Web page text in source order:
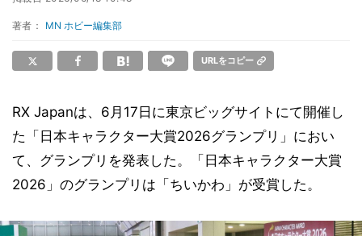
著者： MN ホビー編集部
URLをコピー
RX Japanは、6月17日に東京ビッグサイトにて開催し
た「日本キャラクター大賞2026グランプリ」におい
て、グランプリを発表した。「日本キャラクター大賞
2026」のグランプリは「ちいかわ」が受賞した。